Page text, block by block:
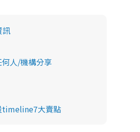
訊
何人/機構分享
timeline7大賣點